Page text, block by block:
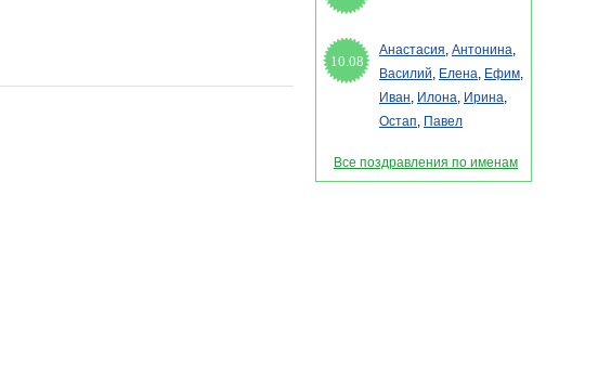
10.08
Анастасия, Антонина,
Василий, Елена, Ефим,
Иван, Илона, Ирина,
Остап, Павел
Все поздравления по именам